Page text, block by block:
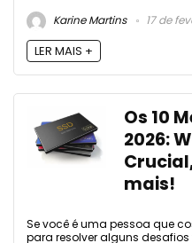
Karine Martins
17 de
LER MAIS +
Os 10
2026:
mais!
Se você é uma pessoa que
para resolver alguns